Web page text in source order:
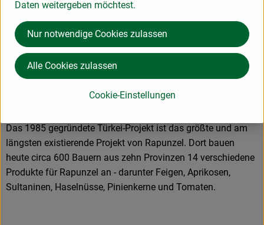
Das größte Rapunzel Anbauprojekt: Bio aus der Türkei
Als Bio-Pionier setzt sich Rapunzel von Anfang an für die
Förderung der ökologischen Landwirtschaft ein. Aus dieser
Aufbauarbeit sind eigene Anbauprojekte in der Türkei und
Das 1985 gegründete Türkei-Projekt ist das größte und am
längsten existierende Projekt von Rapunzel. Dort bauen
heute circa 600 Bauern aus zehn Provinzen 14 verschiedene
Produkte für Rapunzel an - darunter Feigen, Aprikosen,
Sultaninen, Haselnüsse, Pinienkerne und Tomaten.
Daten weitergeben möchtest.
Cookie-Einstellungen
Nur notwendige Cookies zulassen
Alle Cookies zulassen